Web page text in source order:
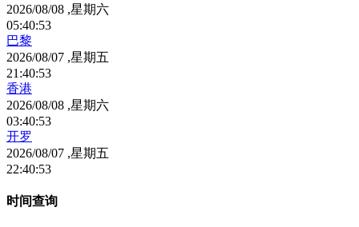
2026/08/08 ,星期六
05:40:53
巴黎
2026/08/07 ,星期五
21 :40:53
香港
2026/08/08 ,星期六
03:40:53
开罗
2026/08/07 ,星期五
22:40:53
时间查询